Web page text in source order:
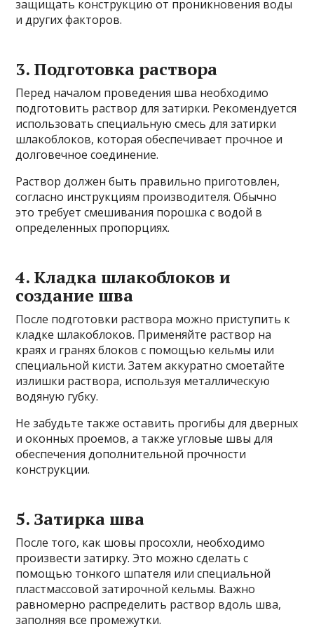
защищать конструкцию от проникновения воды
и других факторов.
3. Подготовка раствора
Перед началом проведения шва необходимо
подготовить раствор для затирки. Рекомендуется
использовать специальную смесь для затирки
шлакоблоков, которая обеспечивает прочное и
долговечное соединение.
Раствор должен быть правильно приготовлен,
согласно инструкциям производителя. Обычно
это требует смешивания порошка с водой в
определенных пропорциях.
4. Кладка шлакоблоков и
создание шва
После подготовки раствора можно приступить к
кладке шлакоблоков. Применяйте раствор на
краях и гранях блоков с помощью кельмы или
специальной кисти. Затем аккуратно смоетайте
излишки раствора, используя металлическую
водяную губку.
Не забудьте также оставить прогибы для дверных
и оконных проемов, а также угловые швы для
обеспечения дополнительной прочности
конструкции.
5. Затирка шва
После того, как шовы просохли, необходимо
произвести затирку. Это можно сделать с
помощью тонкого шпателя или специальной
пластмассовой затирочной кельмы. Важно
равномерно распределить раствор вдоль шва,
заполняя все промежутки.